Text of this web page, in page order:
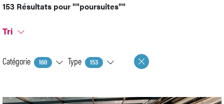
153 Résultats pour""poursuites""
Tri
Catégorie 160 Type 153